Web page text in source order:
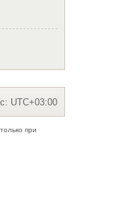
UTC+03:00
при